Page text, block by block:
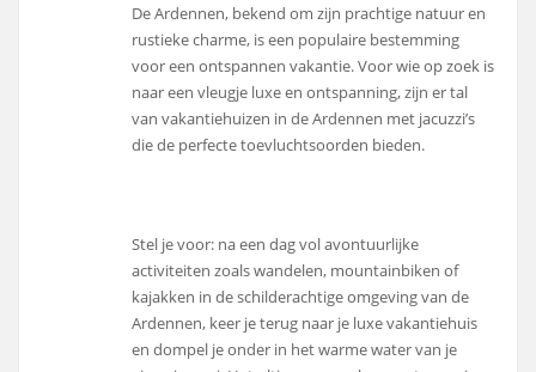
De Ardennen, bekend om zijn prachtige natuur en
rustieke charme, is een populaire bestemming
voor een ontspannen vakantie. Voor wie op zoek is
naar een vleugje luxe en ontspanning, zijn er tal
van vakantiehuizen in de Ardennen met jacuzzi’s
die de perfecte toevluchtsoorden bieden.
Stel je voor: na een dag vol avontuurlijke
activiteiten zoals wandelen, mountainbiken of
kajakken in de schilderachtige omgeving van de
Ardennen, keer je terug naar je luxe vakantiehuis
en dompel je onder in het warme water van je